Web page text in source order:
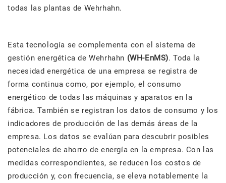
todas las plantas de Wehrhahn.
Esta tecnología se complementa con el sistema de
gestión energética de Wehrhahn (WH-EnMS). Toda la
necesidad energética de una empresa se registra de
forma continua como, por ejemplo, el consumo
energético de todas las máquinas y aparatos en la
fábrica. También se registran los datos de consumo y los
indicadores de producción de las demás áreas de la
empresa. Los datos se evalúan para descubrir posibles
potenciales de ahorro de energía en la empresa. Con las
medidas correspondientes, se reducen los costos de
producción y, con frecuencia, se eleva notablemente la